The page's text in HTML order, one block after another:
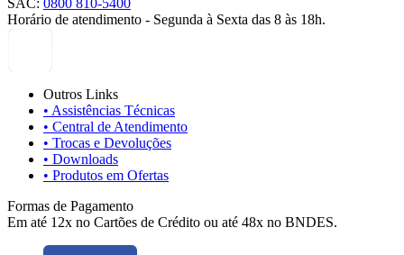
SAC: 0800 810-5400
Horário de atendimento - Segunda à Sexta das 8 às 18h.
Outros Links
• Assistências Técnicas
• Central de Atendimento
• Trocas e Devoluções
• Downloads
• Produtos em Ofertas
Formas de Pagamento
Em até 12x no Cartões de Crédito ou até 48x no BNDES.